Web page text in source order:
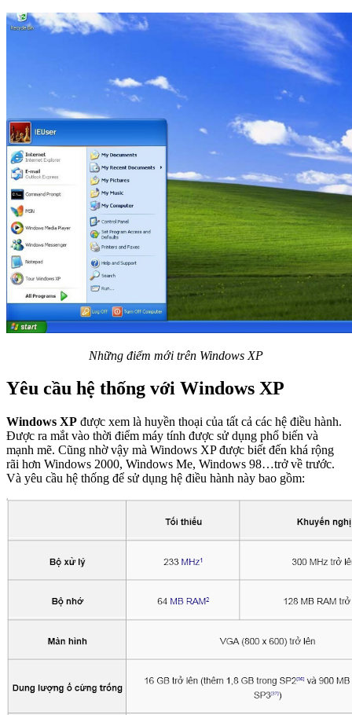
Những điểm mới trên Windows XP
Yêu cầu hệ thống với Windows XP
Windows XP được xem là huyền thoại của tất cả các hệ điều hành.
Được ra mắt vào thời điểm máy tính được sử dụng phổ biến và
mạnh mẽ. Cũng nhờ vậy mà Windows XP được biết đến khá rộng
rãi hơn Windows 2000, Windows Me, Windows 98…trở về trước.
Và yêu cầu hệ thống để sử dụng hệ điều hành này bao gồm: